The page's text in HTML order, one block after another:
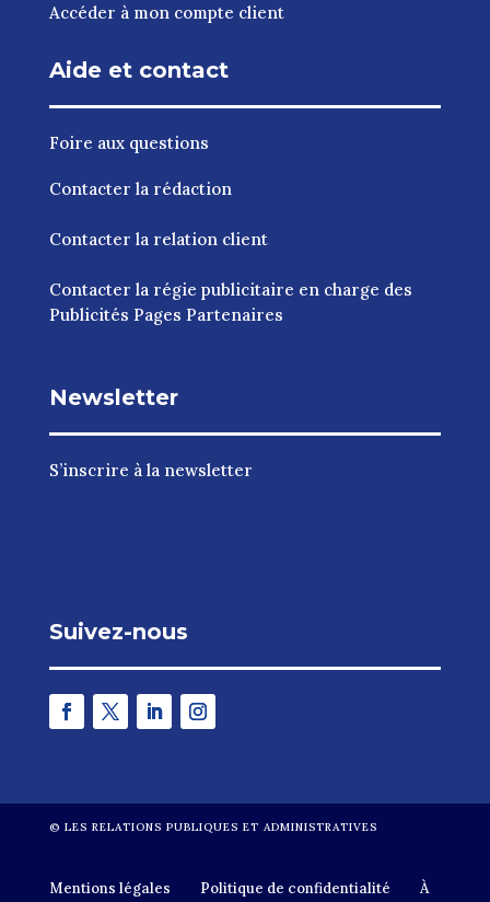
Accéder à mon compte client
Aide et contact
Foire aux questions
Contacter la rédaction
Contacter la relation client
Contacter la régie publicitaire en charge des
Publicités Pages Partenaires
Newsletter
S’inscrire à la newsletter
Suivez-nous
© LES RELATIONS PUBLIQUES ET ADMINISTRATIVES
Mentions légales Politique de confidentialité À